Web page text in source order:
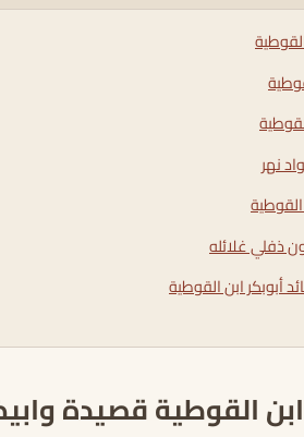
نهر
ذفلي غلائله
أبوبكر ابن القوطية
القوطية قصيدة